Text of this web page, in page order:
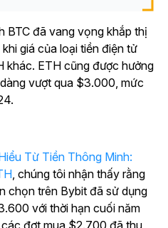
BTC đã vang vọng khắp thị
giá của loại tiền điện tử
khác. ETH cũng được hưởng
vượt qua $3.000, mức
Từ Tiền Thông Minh:
, chúng tôi nhận thấy rằng
chọn trên Bybit đã sử dụng
với thời hạn cuối năm
đợt mua $2.700 đã thu